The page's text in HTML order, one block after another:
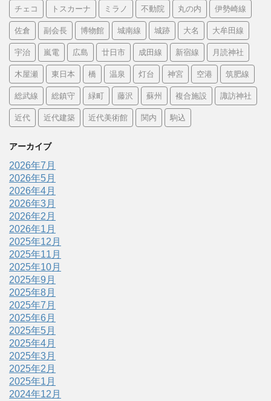
チェコ トスカーナ ミラノ 不動院 丸の内 伊勢崎線
佐倉 副会長 博物館 城南線 城跡 大名 大牟田線
宇治 嵐電 広島 廿日市 成田線 新宿線 月読神社
木屋瀬 東日本 橋 温泉 灯台 神宮 空港 筑肥線
総武線 総鎮守 緑町 藤沢 蘇州 複合施設 諏訪神社
近代 近代建築 近代美術館 関内 駒込
アーカイブ
2026年7月
2026年5月
2026年4月
2026年3月
2026年2月
2026年1月
2025年12月
2025年11月
2025年10月
2025年9月
2025年8月
2025年7月
2025年6月
2025年5月
2025年4月
2025年3月
2025年2月
2025年1月
2024年12月